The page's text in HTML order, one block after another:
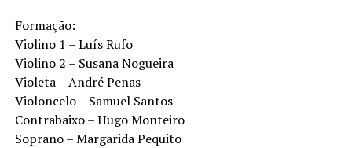
Formação:
Violino 1 – Luís Rufo
Violino 2 – Susana Nogueira
Violeta – André Penas
Violoncelo – Samuel Santos
Contrabaixo – Hugo Monteiro
Soprano – Margarida Pequito